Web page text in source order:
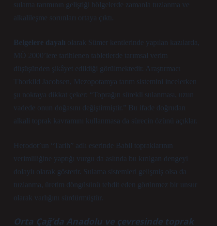
sulama tarımının geliştiği bölgelerde zamanla tuzlanma ve
alkalileşme sorunları ortaya çıktı.
Belgelere dayalı olarak Sümer kentlerinde yapılan kazılarda,
MÖ 2000’lere tarihlenen tabletlerde tarımsal verim
düşüşünden şikâyet edildiği görülmektedir. Araştırmacı
Thorkild Jacobsen, Mezopotamya tarım sistemini incelerken
şu noktaya dikkat çeker: “Toprağın sürekli sulanması, uzun
vadede onun doğasını değiştirmiştir.” Bu ifade doğrudan
alkali toprak kavramını kullanmasa da sürecin özünü açıklar.
Herodot’un “Tarih” adlı eserinde Babil topraklarının
verimliliğine yaptığı vurgu da aslında bu kırılgan dengeyi
dolaylı olarak gösterir. Sulama sistemleri gelişmiş olsa da
tuzlanma, üretim döngüsünü tehdit eden görünmez bir unsur
olarak varlığını sürdürmüştür.
Orta Çağ’da Anadolu ve çevresinde toprak